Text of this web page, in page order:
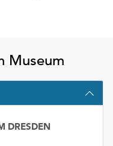
Museum
DRESDEN